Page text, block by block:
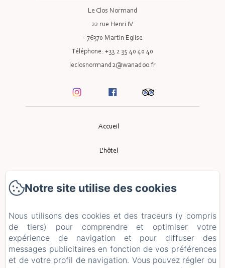
Le Clos Normand
22 rue Henri IV
- 76370 Martin Eglise
Téléphone: +33 2 35 40 40 40
leclosnormand2@wanadoo.fr
Accueil
L'hôtel
Tourisme
Contact
Notre site utilise des cookies
Nous utilisons des cookies et des traceurs (y compris
de tiers) pour comprendre et optimiser votre
expérience de navigation et pour diffuser des
messages publicitaires en fonction de vos préférences
et de votre profil de navigation. Vous pouvez régler ou